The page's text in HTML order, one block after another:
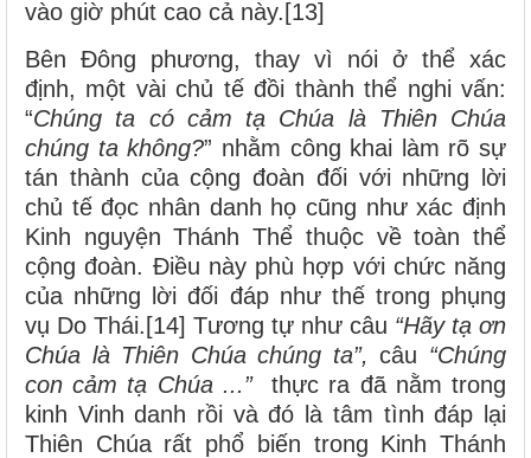
vào giờ phút cao cả này.[13]
Bên Đông phương, thay vì nói ở thể xác
định, một vài chủ tế đồi thành thể nghi vấn:
“Chúng ta có cảm tạ Chúa là Thiên Chúa
chúng ta không?” nhằm công khai làm rõ sự
tán thành của cộng đoàn đối với những lời
chủ tế đọc nhân danh họ cũng như xác định
Kinh nguyện Thánh Thể thuộc về toàn thể
cộng đoàn. Điều này phù hợp với chức năng
của những lời đối đáp như thế trong phụng
vụ Do Thái.[14] Tương tự như câu “Hãy tạ ơn
Chúa là Thiên Chúa chúng ta”,câu “Chúng
con cảm tạ Chúa ...”
thực ra đã nằm trong
kinh Vinh danh rồi và đó là tâm tình đáp lại
Thiên Chúa rất phổ biến trong Kinh Thánh